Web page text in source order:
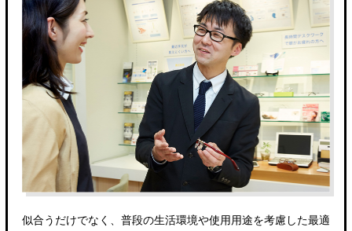
似合うだけでなく、普段の生活環境や使用用途を考慮した最適